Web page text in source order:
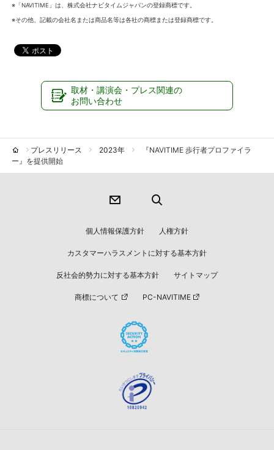
※「NAVITIME」は、株式会社ナビタイムジャパンの登録商標です。
※その他、記載の会社名または商品名等は各社の商標または登録商標です。
取材・講演会・プレス関連の
お問い合わせ
プレスリリース 2023年
『NAVITIME 歩行者プロファイラ
ー』を提供開始
個人情報保護方針 人権方針
カスタマーハラスメントに対する基本方針
反社会的勢力に対する基本方針 サイトマップ
商標について PC-NAVITIME